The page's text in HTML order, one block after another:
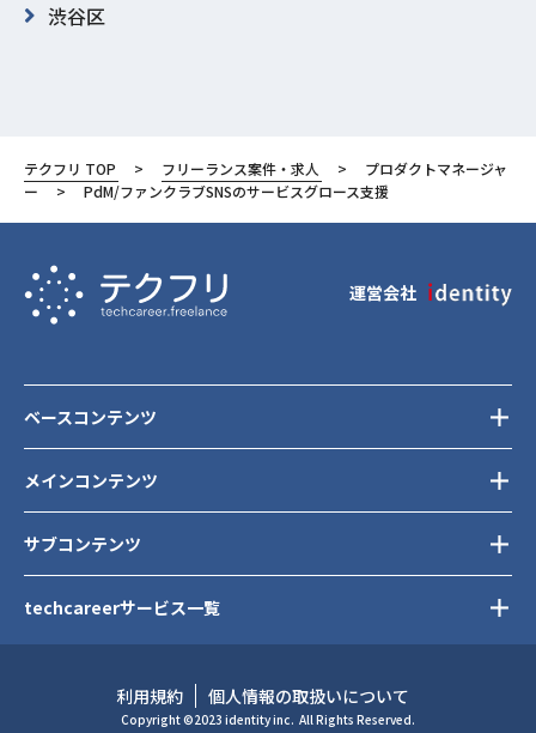
渋谷区
テクフリ TOP フリーランス案件・求人
プロダクトマネージャ
ー
PdM/ファンクラブSNSのサービスグロース支援
運営会社
メインコンテンツ
サブコンテンツ
ベースコンテンツ
techcareerサービス一覧
利用規約 個人情報の取扱いについて
Copyright ©2023 identity inc. All Rights Reserved.